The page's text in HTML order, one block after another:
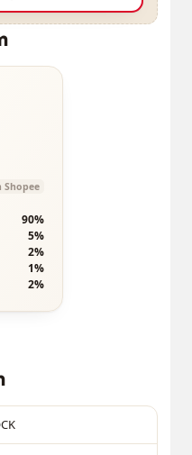
Shopee
90%
5%
2%
1%
2%